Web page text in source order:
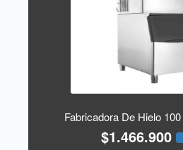
Fabricadora De Hielo
$1.466.900